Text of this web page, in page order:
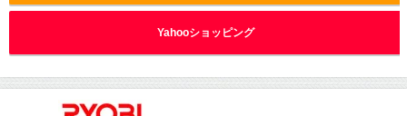
Yahooショッピング